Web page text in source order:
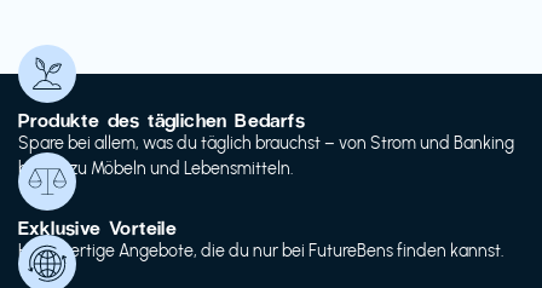
Produkte des täglichen Bedarfs
Spare bei allem, was du täglich brauchst – von Strom und Banking
bis hin zu Möbeln und Lebensmitteln.
Exklusive Vorteile
Hochwertige Angebote, die du nur bei FutureBens finden kannst.